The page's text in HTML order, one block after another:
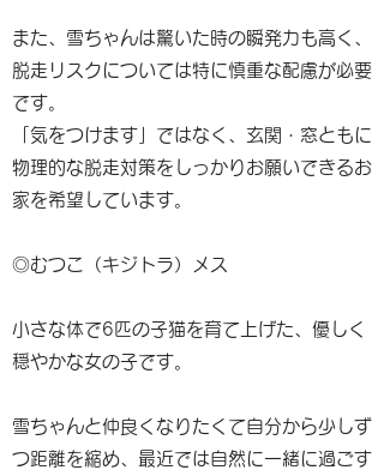
また、雪ちゃんは驚いた時の瞬発力も高く、
脱走リスクについては特に慎重な配慮が必要
です。
「気をつけます」ではなく、玄関・窓ともに
物理的な脱走対策をしっかりお願いできるお
家を希望しています。
◎むつこ（キジトラ）メス
小さな体で6匹の子猫を育て上げた、優しく
穏やかな女の子です。
雪ちゃんと仲良くなりたくて自分から少しず
つ距離を縮め、最近では自然に一緒に過ごす